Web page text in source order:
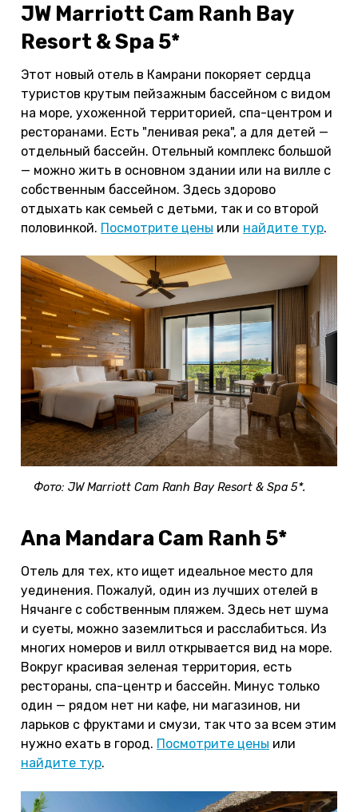
JW Marriott Cam Ranh Bay
Resort & Spa 5*
Этот новый отель в Камрани покоряет сердца
туристов крутым пейзажным бассейном с видом
на море, ухоженной территорией, спа-центром и
ресторанами. Есть "ленивая река", а для детей —
отдельный бассейн. Отельный комплекс большой
— можно жить в основном здании или на вилле с
собственным бассейном. Здесь здорово
отдыхать как семьей с детьми, так и со второй
половинкой. Посмотрите цены или найдите тур.
Фото: JW Marriott Cam Ranh Bay Resort & Spa 5*.
Ana Mandara Cam Ranh 5*
Отель для тех, кто ищет идеальное место для
уединения. Пожалуй, один из лучших отелей в
Нячанге с собственным пляжем. Здесь нет шума
и суеты, можно заземлиться и расслабиться. Из
многих номеров и вилл открывается вид на море.
Вокруг красивая зеленая территория, есть
рестораны, спа-центр и бассейн. Минус только
один — рядом нет ни кафе, ни магазинов, ни
ларьков с фруктами и смузи, так что за всем этим
нужно ехать в город. Посмотрите цены или
найдите тур.